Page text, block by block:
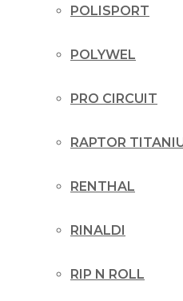
POLISPORT
POLYWEL
PRO CIRCUIT
RAPTOR
RENTHAL
RINALDI
RIP N ROLL